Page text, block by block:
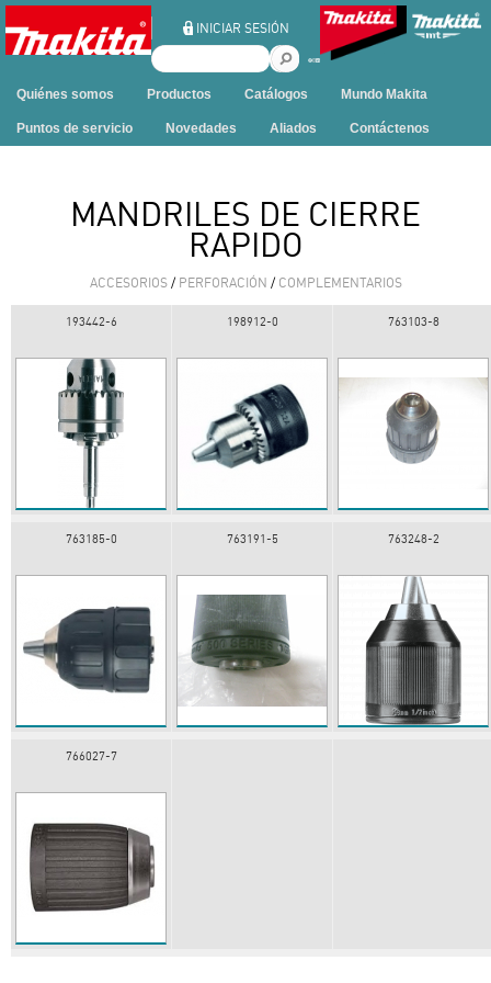
INICIAR SESIÓN
B
s
a
n
t
e
i
MANDRILES DE CIERRE
RAPIDO
ACCESORIOS / PERFORACIÓN / COMPLEMENTARIOS
193442-6 198912-0 763103-8
763185-0 763191-5 763248-2
766027-7
Quiénes somos Productos Catálogos Mundo Makita
Puntos de servicio Novedades Aliados Contáctenos